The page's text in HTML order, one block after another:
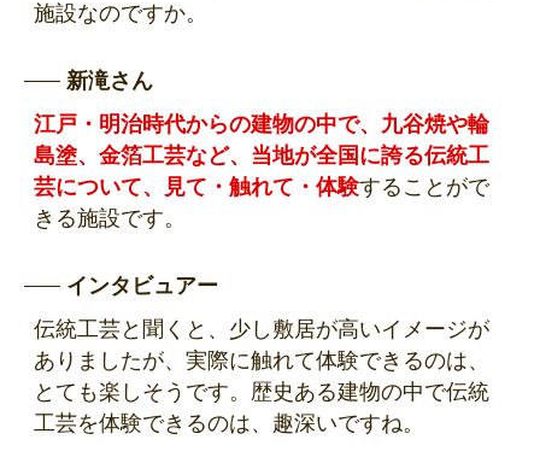
施設なのですか。
新滝さん
江戸・明治時代からの建物の中で、九谷焼や輪
島塗、金箔工芸など、当地が全国に誇る伝統工
芸について、見て・触れて・体験することがで
きる施設です。
インタビュアー
伝統工芸と聞くと、少し敷居が高いイメージが
ありましたが、実際に触れて体験できるのは、
とても楽しそうです。歴史ある建物の中で伝統
工芸を体験できるのは、趣深いですね。